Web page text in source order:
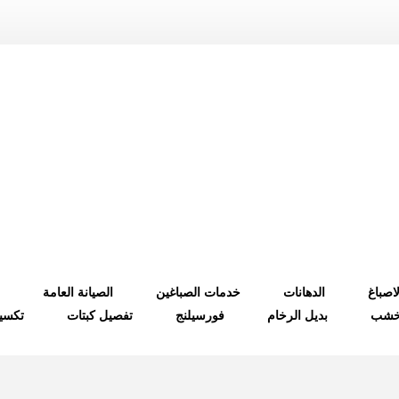
الدهانات خدمات الصباغين
الصيانة العامة
بديل الرخام فورسيلنج تفصيل كبتات